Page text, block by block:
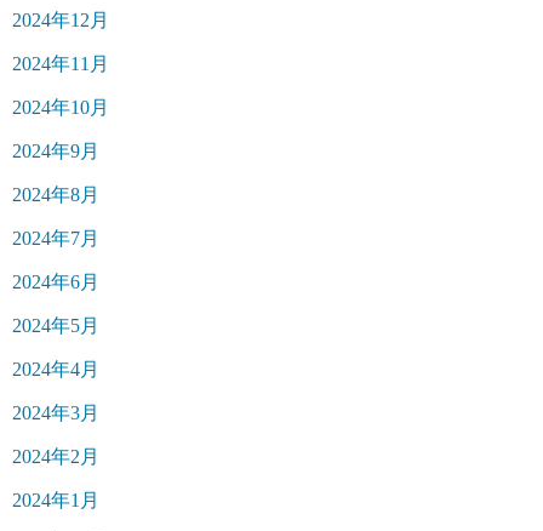
2024年12月
2024年11月
2024年10月
2024年9月
2024年8月
2024年7月
2024年6月
2024年5月
2024年4月
2024年3月
2024年2月
2024年1月